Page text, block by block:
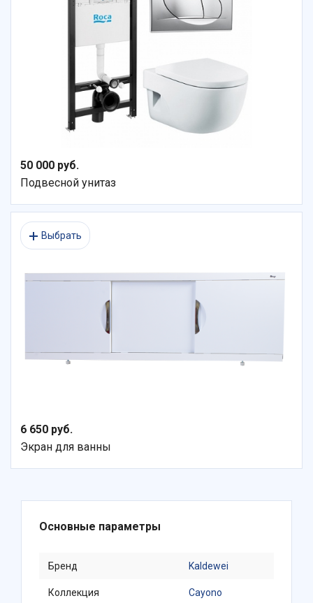
50 000 руб.
Подвесной унитаз
Выбрать
6 650 руб.
Экран для ванны
Основные параметры
Бренд Kaldewei
Коллекция Cayono